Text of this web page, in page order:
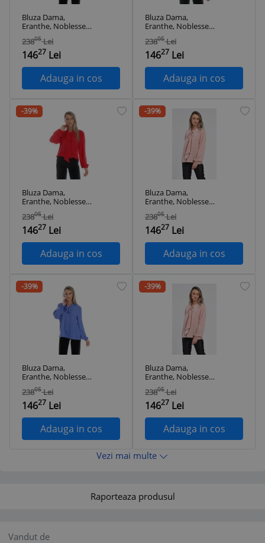
Bluza Dama,
Eranthe, Noblesse,
eleganta cu Funda
ampla V356 - L
23805 Lei
14627 Lei
Adauga in cos
Bluza Dama,
Eranthe, Noblesse,
eleganta cu Funda
ampla V354 - S
23805 Lei
14627 Lei
Adauga in cos
-39%
Bluza Dama,
Eranthe, Noblesse,
eleganta cu Funda
ampla V354 - M
23805 Lei
14627 Lei
Adauga in cos
-39%
Bluza Dama,
Eranthe, Noblesse,
eleganta cu Funda
ampla V355 - S
23805 Lei
14627 Lei
Adauga in cos
-39%
Bluza Dama,
Eranthe, Noblesse,
eleganta cu Funda
ampla V356 - S
23805 Lei
14627 Lei
Adauga in cos
-39%
Bluza Dama,
Eranthe, Noblesse,
eleganta cu Funda
ampla V355 - M
23805 Lei
14627 Lei
Adauga in cos
Vezi mai multe
Raporteaza produsul
Vandut de